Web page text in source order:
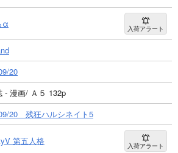
α 入荷アラート
20
- 漫画/ Ａ５ 132p
20 残狂ハルシネイト5
第五人格 入荷アラート